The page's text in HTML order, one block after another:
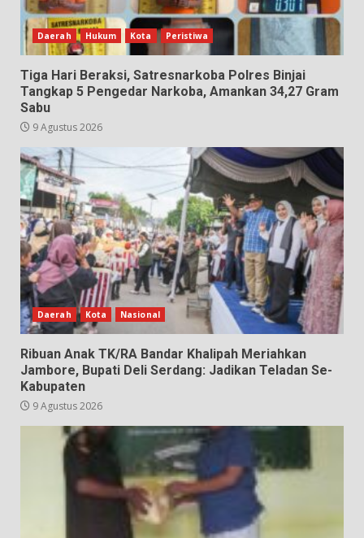
Daerah Hukum Kota Peristiwa
Tiga Hari Beraksi, Satresnarkoba Polres Binjai
Tangkap 5 Pengedar Narkoba, Amankan 34,27 Gram
Sabu
9 Agustus 2026
Daerah Kota Nasional
Ribuan Anak TK/RA Bandar Khalipah Meriahkan
Jambore, Bupati Deli Serdang: Jadikan Teladan Se-
Kabupaten
9 Agustus 2026